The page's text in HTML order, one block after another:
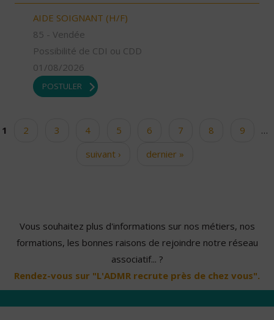
AIDE SOIGNANT (H/F)
85 - Vendée
Possibilité de CDI ou CDD
01/08/2026
POSTULER
Pages
1 2 3 4 5 6 7 8 9
…
suivant ›
dernier »
Vous souhaitez plus d'informations sur nos métiers, nos
formations, les bonnes raisons de rejoindre notre réseau
associatif... ?
Rendez-vous sur "L'ADMR recrute près de chez vous".